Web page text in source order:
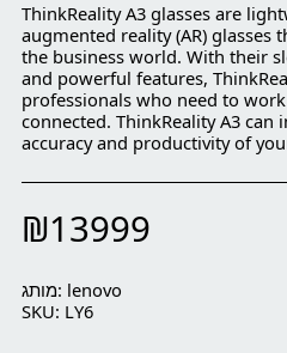
ThinkReality A3 glasses are
augmented reality (AR) glasses
the business world. With their
and powerful features,
professionals who need to
connected. ThinkReality A3 can
accuracy and productivity of
₪13999
מותג: lenovo
SKU: LY6